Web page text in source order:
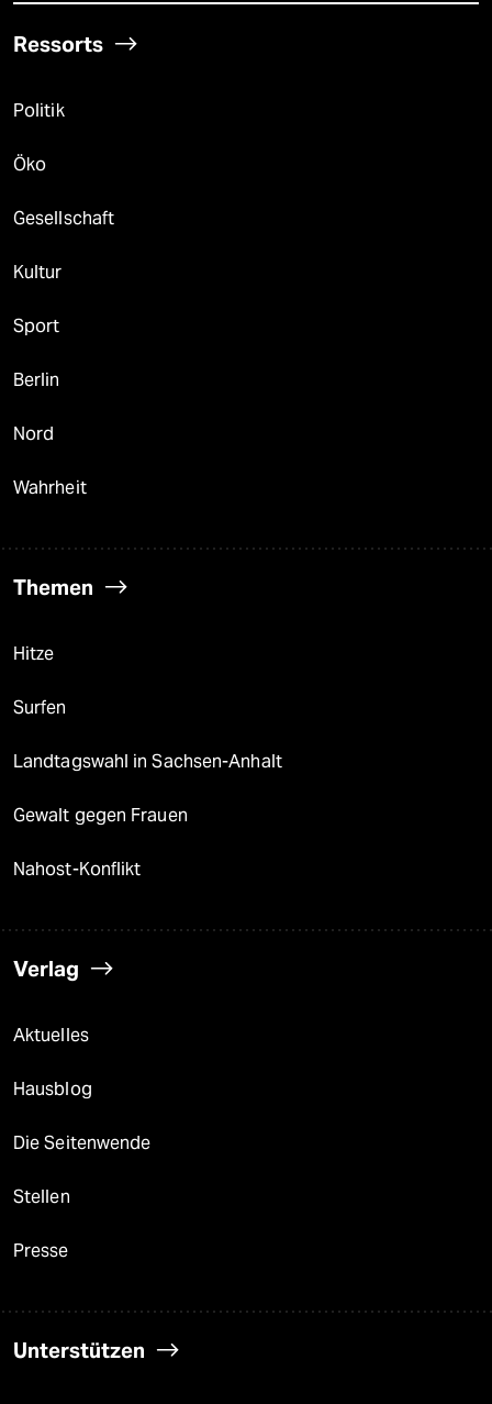
Ressorts
Politik
Öko
Gesellschaft
Kultur
Sport
Berlin
Nord
Wahrheit
Themen
Hitze
Surfen
Landtagswahl in Sachsen-Anhalt
Gewalt gegen Frauen
Nahost-Konflikt
Verlag
Aktuelles
Hausblog
Die Seitenwende
Stellen
Presse
Unterstützen